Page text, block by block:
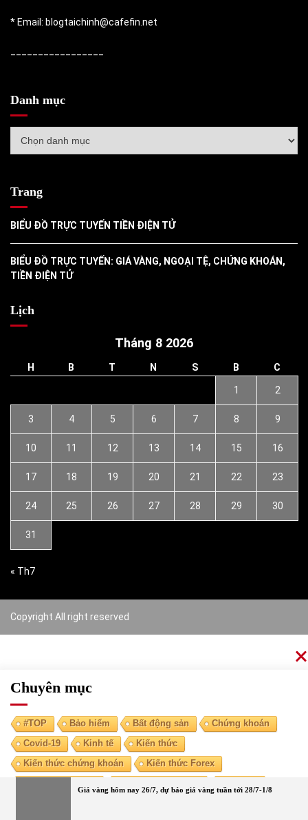
Giá vàng hôm nay 26/7, dự báo giá vàng tuần tới 28/7-1/8
* Email: blogtaichinh@cafefin.net
Danh mục
mục
Trang
BIỂU ĐỒ TRỰC TUYẾN TIỀN ĐIỆN TỬ
BIỂU ĐỒ TRỰC TUYẾN: GIÁ VÀNG, NGOẠI TỆ, CHỨNG KHOÁN,
TIỀN ĐIỆN TỬ
Lịch
Tháng 8 2026
H B T N S B C
1 2
3 4 5 6 7 8 9
10 11 12 13 14 15 16
17 18 19 20 21 22 23
24 25 26 27 28 29 30
31
« Th7
Copyright All right reserved
Chuyên mục
#TOP Bảo hiểm Bất động sản
Chứng khoán
Covid-19
Kinh tế
Kiến thức
Kiến thức chứng khoán
Kiến thức Forex